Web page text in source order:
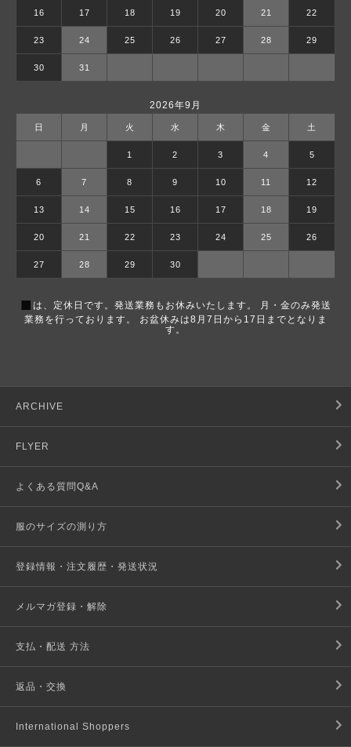
16 17 18 19 20 21 22
23 24 25 26 27 28 29
30 31
2026年9月
日 月 火 水 木 金 土
1 2 3 4 5
6 7 8 9 10 11 12
13 14 15 16 17 18 19
20 21 22 23 24 25 26
27 28 29 30
■ は、定休日です。発送業務もお休みいたします。 月・金のみ発送
業務を行っております。 お盆休みは8月7日から17日までとなりま
す。
ARCHIVE
FLYER
よくある質問Q&A
服のサイズの測り方
登録情報・注文履歴・発送状況
メルマガ登録・解除
支払・配送 方法
返品・交換
International Shoppers